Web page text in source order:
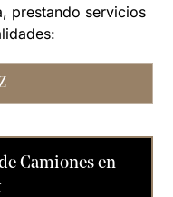
prestando servicios
Camiones en